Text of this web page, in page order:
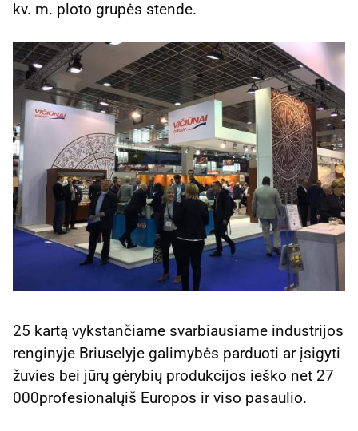
kv. m. ploto grupės stende.
25 kartą vykstančiame svarbiausiame industrijos
renginyje Briuselyje galimybės parduoti ar įsigyti
žuvies bei jūrų gėrybių produkcijos ieško net 27
000profesionalųiš Europos ir viso pasaulio.